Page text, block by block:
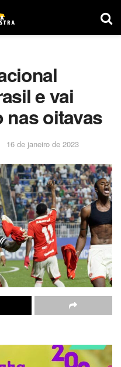
e vai
nas oitavas
16 de janeiro de 2023